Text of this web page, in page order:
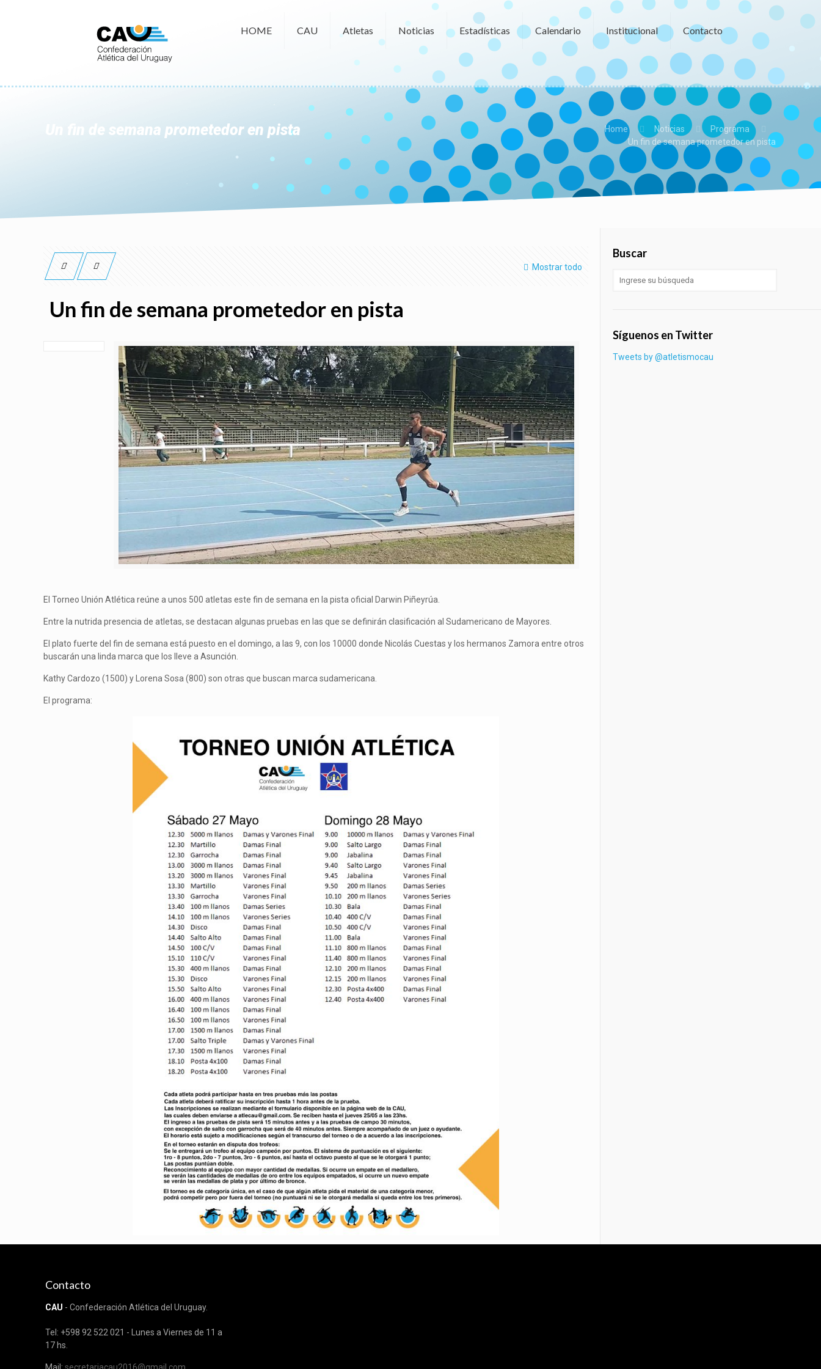
HOME CAU Atletas Noticias Estadísticas Calendario Institucional Contacto
Un fin de semana prometedor en pista Home Noticias
Programa
Un fin de semana prometedor en pista
Mostrar todo
Un fin de semana prometedor en pista
El Torneo Unión Atlética reúne a unos 500 atletas este fin de semana en la pista oficial Darwin Piñeyrúa.
Entre la nutrida presencia de atletas, se destacan algunas pruebas en las que se definirán clasificación al Sudamericano de Mayores.
El plato fuerte del fin de semana está puesto en el domingo, a las 9, con los 10000 donde Nicolás Cuestas y los hermanos Zamora entre otros
buscarán una linda marca que los lleve a Asunción.
Kathy Cardozo (1500) y Lorena Sosa (800) son otras que buscan marca sudamericana.
El programa:
Buscar
Síguenos en Twitter
Tweets by @atletismocau
Contacto
CAU - Confederación Atlética del Uruguay.
Tel: +598 92 522 021 - Lunes a Viernes de 11 a
17 hs.